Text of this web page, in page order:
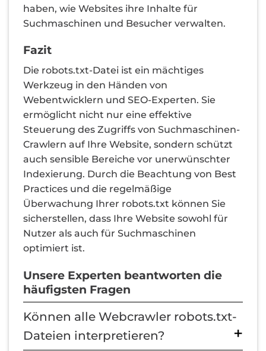
haben, wie Websites ihre Inhalte für
Suchmaschinen und Besucher verwalten.
Fazit
Die robots.txt-Datei ist ein mächtiges
Werkzeug in den Händen von
Webentwicklern und SEO-Experten. Sie
ermöglicht nicht nur eine effektive
Steuerung des Zugriffs von Suchmaschinen-
Crawlern auf Ihre Website, sondern schützt
auch sensible Bereiche vor unerwünschter
Indexierung. Durch die Beachtung von Best
Practices und die regelmäßige
Überwachung Ihrer robots.txt können Sie
sicherstellen, dass Ihre Website sowohl für
Nutzer als auch für Suchmaschinen
optimiert ist.
Unsere Experten beantworten die
häufigsten Fragen
Können alle Webcrawler robots.txt-
Dateien interpretieren?